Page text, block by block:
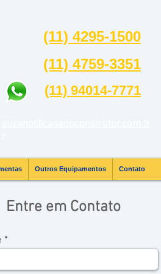
(11) 4295-1500
(11) 4759-3351
(11) 94014-7771
| Outros Equipamentos Contato
Entre em Contato